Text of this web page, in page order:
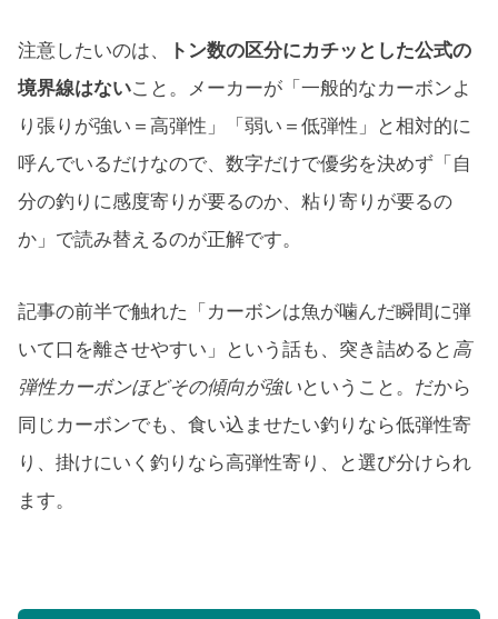
注意したいのは、
トン数の区分にカチッとした公式の
境界線はないこと。メーカーが「一般的なカーボンよ
り張りが強い＝高弾性」「弱い＝低弾性」と相対的に
呼んでいるだけなので、数字だけで優劣を決めず「自
分の釣りに感度寄りが要るのか、粘り寄りが要るの
か」で読み替えるのが正解です。
記事の前半で触れた「カーボンは魚が噛んだ瞬間に弾
いて口を離させやすい」という話も、突き詰めると 高
弾性カーボンほどその傾向が強いということ。だから
同じカーボンでも、食い込ませたい釣りなら低弾性寄
り、掛けにいく釣りなら高弾性寄り、と選び分けられ
ます。